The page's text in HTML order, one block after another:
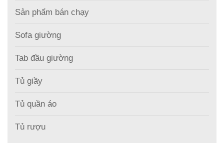
Sản phẩm bán chạy
Sofa giường
Tab đầu giường
Tủ giầy
Tủ quần áo
Tủ rượu